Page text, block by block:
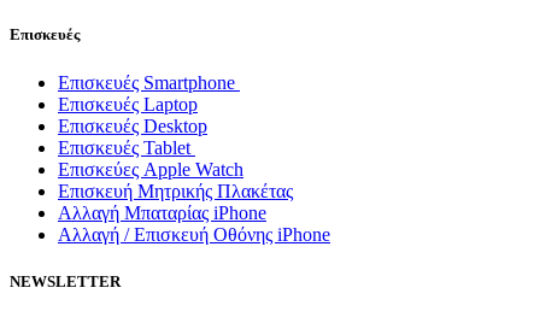
Επισκευές
Επισκευές Smartphone
Επισκευές Laptop
Επισκευές Desktop
Επισκευές Tablet
Επισκεύες Apple Watch
Επισκευή Μητρικής Πλακέτας
Αλλαγή Μπαταρίας iPhone
Αλλαγή / Επισκευή Οθόνης iPhone
NEWSLETTER